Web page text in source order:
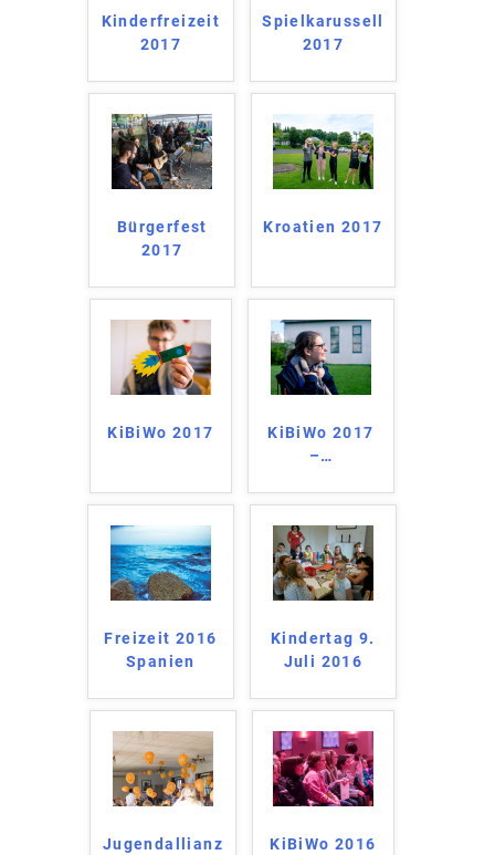
Kinderfreizeit
2017
Spielkarussell
2017
Bürgerfest
2017
Kroatien 2017
KiBiWo 2017
KiBiWo 2017
–…
Freizeit 2016
Spanien
Kindertag 9.
Juli 2016
Jugendallianz
KiBiWo 2016